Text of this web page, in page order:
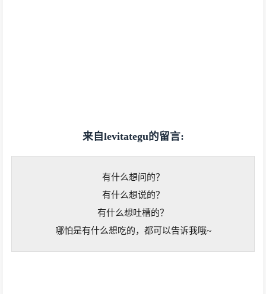
来自levitategu的留言:
有什么想问的？
有什么想说的？
有什么想吐槽的？
哪怕是有什么想吃的，都可以告诉我哦~